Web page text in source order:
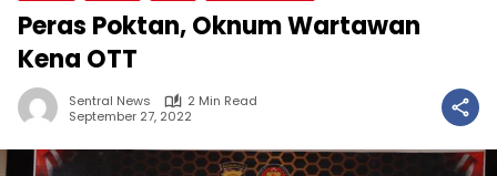
Peras Poktan, Oknum Wartawan
Kena OTT
Sentral News
2 Min Read
September 27, 2022